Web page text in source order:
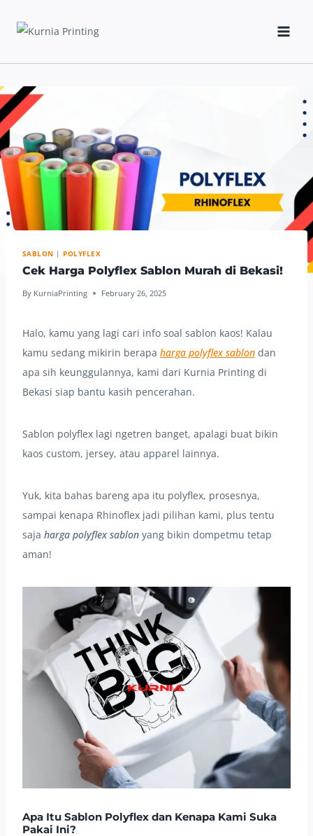
SABLON |POLYFLEX
Cek Harga Polyflex Sablon Murah di Bekasi!
By KurniaPrinting February 26, 2025
Halo, kamu yang lagi cari info soal sablon kaos! Kalau
kamu sedang mikirin berapa harga polyflex sablon dan
apa sih keunggulannya, kami dari Kurnia Printing di
Bekasi siap bantu kasih pencerahan.
Sablon polyflex lagi ngetren banget, apalagi buat bikin
kaos custom, jersey, atau apparel lainnya.
Yuk, kita bahas bareng apa itu polyflex, prosesnya,
sampai kenapa Rhinoflex jadi pilihan kami, plus tentu
saja harga polyflex sablon yang bikin dompetmu tetap
aman!
Apa Itu Sablon Polyflex dan Kenapa Kami Suka
Pakai Ini?